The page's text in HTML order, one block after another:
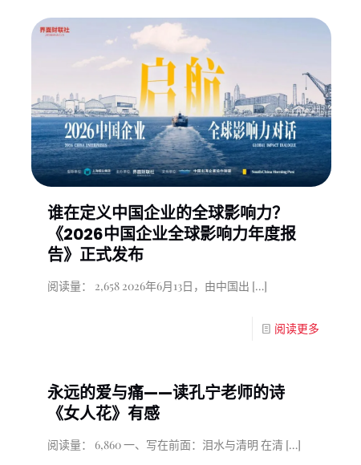
谁在定义中国企业的全球影响力？
《2026中国企业全球影响力年度报
告》正式发布
阅读量： 2,658 2026年6月13日，由中国出 […]
阅读更多
永远的爱与痛——读孔宁老师的诗
《女人花》有感
阅读量： 6,860 一、写在前面：泪水与清明 在清[…]